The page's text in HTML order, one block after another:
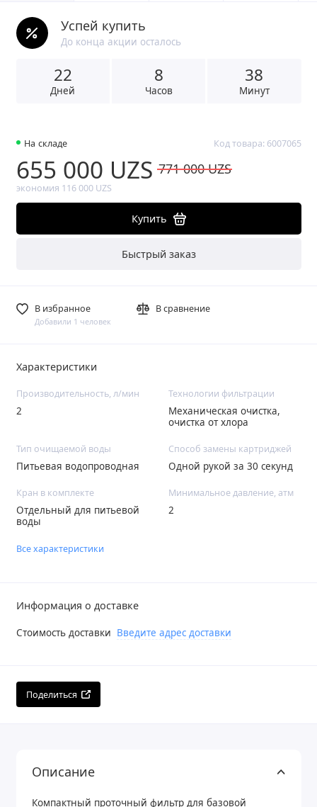
Успей купить
До конца акции осталось
22
Дней
8
Часов
38
Минут
На складе Код товара: 6007065
655 000 UZS 771 000 UZS
экономия 116 000 UZS
Купить
Быстрый заказ
В избранное
Добавили 1 человек
В сравнение
Характеристики
Производительность, л/мин
2
Технологии фильтрации
Механическая очистка,
очистка от хлора
Тип очищаемой воды
Питьевая водопроводная
Способ замены картриджей
Одной рукой за 30 секунд
Кран в комплекте
Отдельный для питьевой
воды
Минимальное давление, атм
2
Все характеристики
Информация о доставке
Стоимость доставки Введите адрес доставки
Поделиться
Описание
Компактный проточный фильтр для базовой